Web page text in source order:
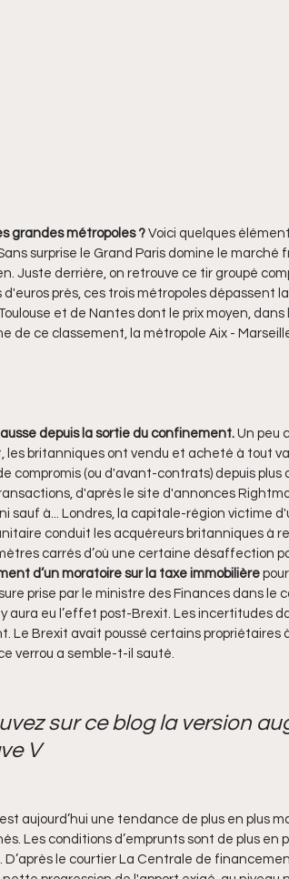
grandes métropoles ? Voici quelques
surprise le Grand Paris domine le marché
Juste derrière, on retrouve ce tir groupé
près, ces trois métropoles dépassent la
et de Nantes dont le prix moyen,
de ce classement, la métropole Aix -
depuis la sortie du confinement. Un peu
les britanniques ont vendu et acheté à tout
compromis (ou d'avant-contrats) depuis plus
d'après le site d'annonces
sauf à... Londres, la capitale-région victime
conduit les acquéreurs britanniques à
carrés d’où une certaine désaffection
d’un moratoire sur la taxe immobilière
prise par le ministre des Finances dans le
aura eu l’effet post-Brexit. Les incertitudes
Le Brexit avait poussé certains propriétaires
verrou a semble-t-il sauté.
sur ce blog la version
V
aujourd’hui une tendance de plus en plus
Les conditions d’emprunts sont de plus en
D’après le courtier La Centrale de